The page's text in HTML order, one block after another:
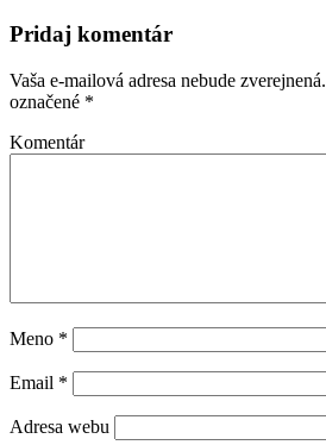
Pridaj komentár
Vaša e-mailová adresa nebude zverejnená.
označené *
Komentár
Meno *
Email *
Adresa webu